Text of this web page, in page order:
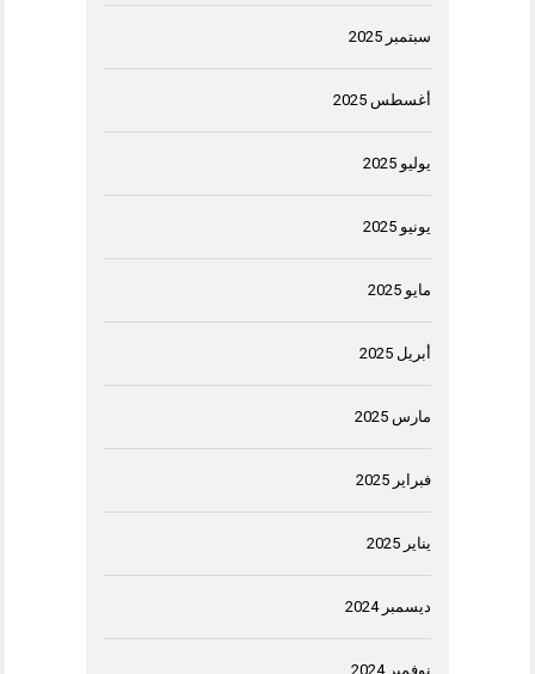
سبتمبر 2025
أغسطس 2025
يوليو 2025
يونيو 2025
مايو 2025
أبريل 2025
مارس 2025
فبراير 2025
يناير 2025
ديسمبر 2024
نوفمبر 2024